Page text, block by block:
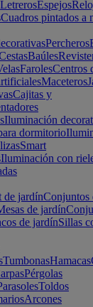
LetrerosEspejos
Cuadros pintados a
Percheros
Baúles
FarolesCentros
Maceteros
Cajitas y
Iluminación
dormitorio
Smart
Iluminación con
de jardínConjuntos
de jardín
de jardínSillas
TumbonasHamacas
Pérgolas
Toldos
Arcones